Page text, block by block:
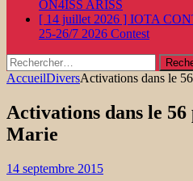
ON4ISS ARISS
[ 14 juillet 2026 ] IOTA
25-26/7 2026 Contest
Rechercher :
AccueilDiversActivations dans le
Activations dans le
Marie
14 septembre 2015